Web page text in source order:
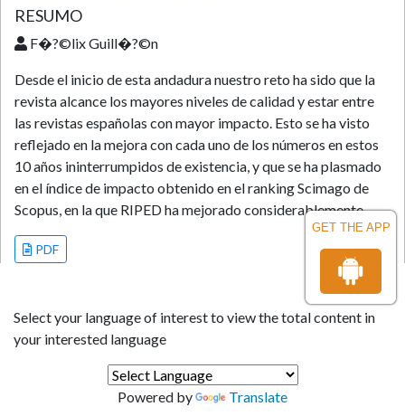
GET THE APP
RESUMO
F�?©lix Guill�?©n
Desde el inicio de esta andadura nuestro reto ha sido que la
revista alcance los mayores niveles de calidad y estar entre
las revistas españolas con mayor impacto. Esto se ha visto
reflejado en la mejora con cada uno de los números en estos
10 años ininterrumpidos de existencia, y que se ha plasmado
en el índice de impacto obtenido en el ranking Scimago de
Scopus, en la que RIPED ha mejorado considerablemente.
PDF
Select your language of interest to view the total content in
your interested language
Powered by Translate